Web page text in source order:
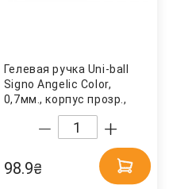
Гелевая ручка Uni-ball
Signo Angelic Color,
0,7мм., корпус прозр.,
стержень бел. Uni
98.9₴